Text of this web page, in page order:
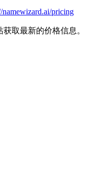
namewizard.ai/pricing
取最新的价格信息。